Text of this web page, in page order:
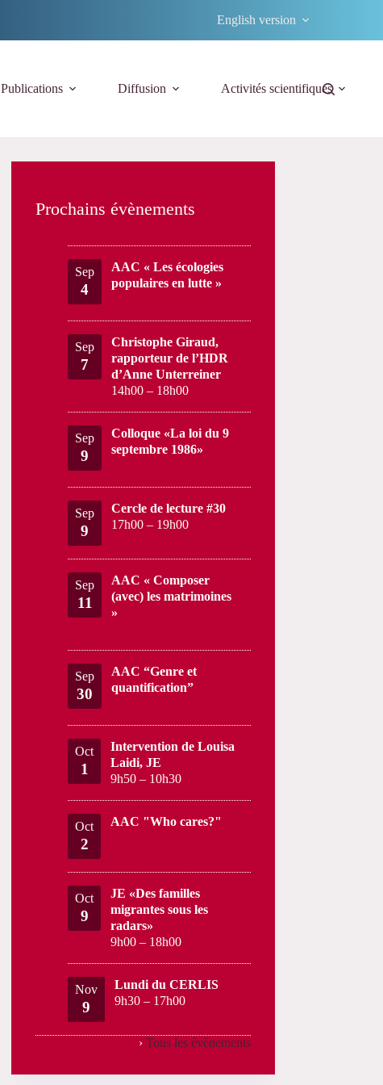
English version
Publications Diffusion Activités scientifiques
Prochains évènements
Sep
4
AAC « Les écologies
populaires en lutte »
Sep
7
Christophe Giraud,
rapporteur de l’HDR
d’Anne Unterreiner
14h00 – 18h00
Sep
9
Colloque «La loi du 9
septembre 1986»
Sep
9
Cercle de lecture #30
17h00 – 19h00
Sep
11
AAC « Composer
(avec) les matrimoines
»
Sep
30
AAC “Genre et
quantification”
Oct
1
Intervention de Louisa
Laidi, JE
9h50 – 10h30
Oct
2
AAC "Who cares?"
Oct
9
JE «Des familles
migrantes sous les
radars»
9h00 – 18h00
Nov
9
Lundi du CERLIS
9h30 – 17h00
› Tous les évènements